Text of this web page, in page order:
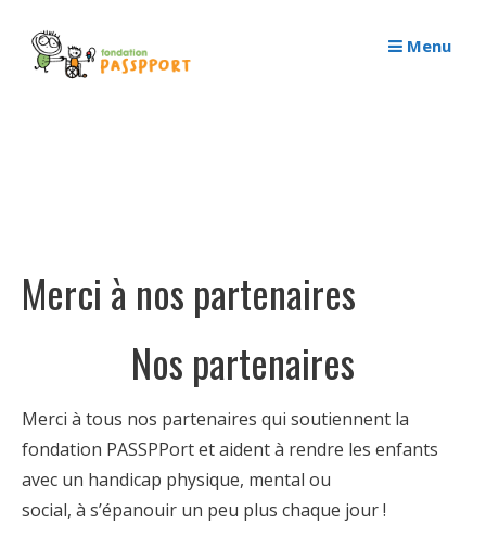
contenu
Menu
Merci à nos partenaires
Nos partenaires
Merci à tous nos partenaires qui soutiennent la
fondation PASSPPort et aident à rendre les enfants
avec un handicap physique, mental ou
social, à s’épanouir un peu plus chaque jour !